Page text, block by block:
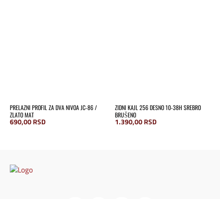
PRELAZNI PROFIL ZA DVA NIVOA JC-86 /
ZLATO MAT
690,00RSD
ZIDNI KAJL 256 DESNO 10-38H SREBRO
BRUŠENO
1.390,00RSD